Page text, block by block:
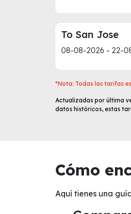
To San Jose
08-08-2026 - 22-
*Nota: Todas las tarifas
Actualizadas por última
datos históricos, estas
Cómo
Aquí tienes una